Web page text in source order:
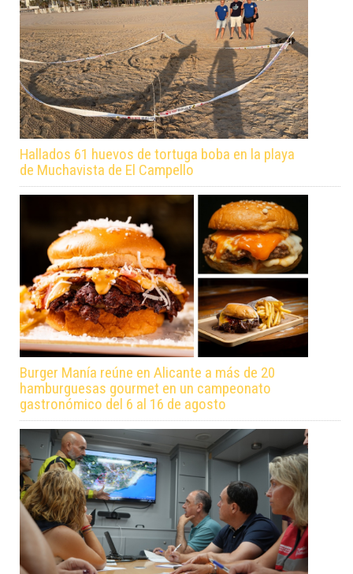
Hallados 61 huevos de tortuga boba en la playa
de Muchavista de El Campello
Burger Manía reúne en Alicante a más de 20
hamburguesas gourmet en un campeonato
gastronómico del 6 al 16 de agosto